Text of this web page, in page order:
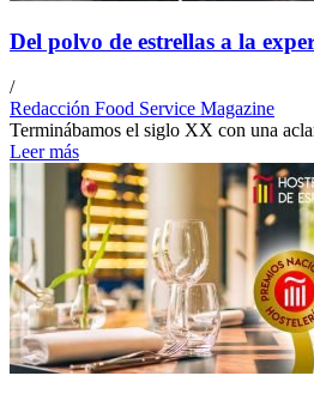
Del polvo de estrellas a la
/
Redacción Food Service Magazine
Terminábamos el siglo XX con una
Leer más